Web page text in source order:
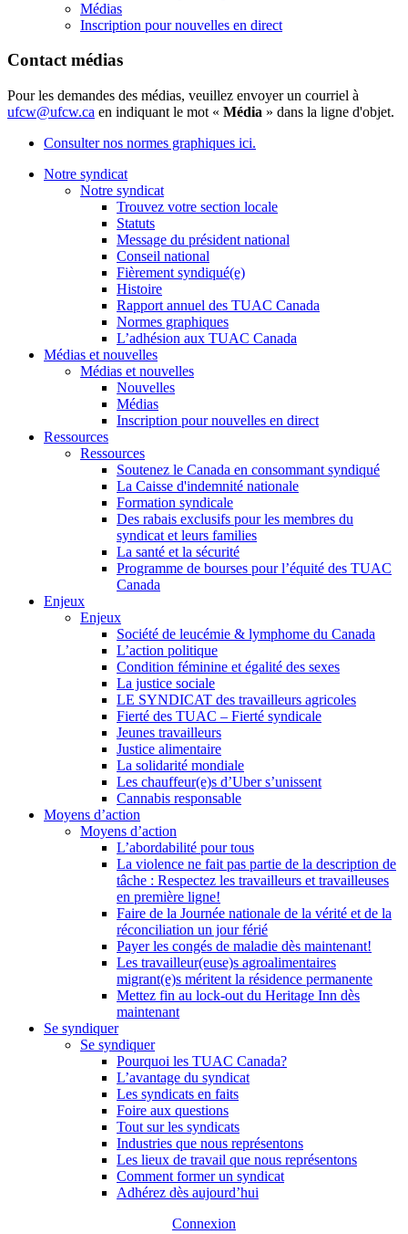
Médias
Inscription pour nouvelles en direct
Contact médias
Pour les demandes des médias, veuillez envoyer un courriel à
ufcw@ufcw.ca en indiquant le mot « Média » dans la ligne d'objet.
Consulter nos normes graphiques ici.
Notre syndicat
Notre syndicat
Trouvez votre section locale
Statuts
Message du président national
Conseil national
Fièrement syndiqué(e)
Histoire
Rapport annuel des TUAC Canada
Normes graphiques
L’adhésion aux TUAC Canada
Médias et nouvelles
Médias et nouvelles
Nouvelles
Médias
Inscription pour nouvelles en direct
Ressources
Ressources
Soutenez le Canada en consommant syndiqué
La Caisse d'indemnité nationale
Formation syndicale
Des rabais exclusifs pour les membres du
syndicat et leurs families
La santé et la sécurité
Programme de bourses pour l’équité des TUAC
Canada
Enjeux
Enjeux
Société de leucémie & lymphome du Canada
L’action politique
Condition féminine et égalité des sexes
La justice sociale
LE SYNDICAT des travailleurs agricoles
Fierté des TUAC – Fierté syndicale
Jeunes travailleurs
Justice alimentaire
La solidarité mondiale
Les chauffeur(e)s d’Uber s’unissent
Cannabis responsable
Moyens d’action
Moyens d’action
L’abordabilité pour tous
La violence ne fait pas partie de la description de
tâche : Respectez les travailleurs et travailleuses
en première ligne!
Faire de la Journée nationale de la vérité et de la
réconciliation un jour férié
Payer les congés de maladie dès maintenant!
Les travailleur(euse)s agroalimentaires
migrant(e)s méritent la résidence permanente
Mettez fin au lock-out du Heritage Inn dès
maintenant
Se syndiquer
Se syndiquer
Pourquoi les TUAC Canada?
L’avantage du syndicat
Les syndicats en faits
Foire aux questions
Tout sur les syndicats
Industries que nous représentons
Les lieux de travail que nous représentons
Comment former un syndicat
Adhérez dès aujourd’hui
Connexion